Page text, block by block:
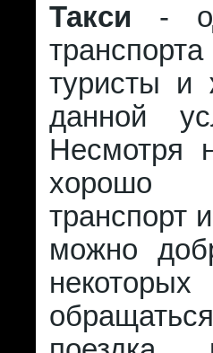
Такси -
туристы и
данной
Несмотря
хорошо
транспорт
можно